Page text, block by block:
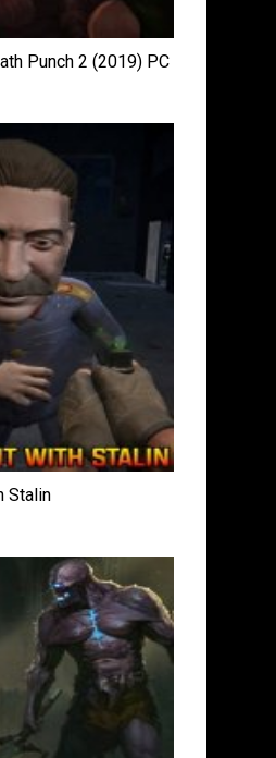
Punch 2 (2019) PC
Stalin